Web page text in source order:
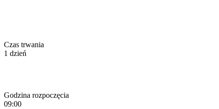
Czas trwania
1 dzień
Godzina rozpoczęcia
09:00